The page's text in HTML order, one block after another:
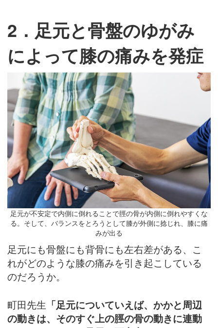
2．足元と骨盤のゆがみ
によって膝の痛みを発症
足元が不安定で内側に倒れることで脛の骨が内側に倒れやすくな
る。そして、バランスをとろうとして膝が外側に捻じれ、膝に痛
みが出る
足元にも骨盤にも背骨にも左右差がある、こ
れがどのような膝の痛みを引き起こしている
のだろうか。
町田先生 「足元についていえば、かかと周辺
の動きは、そのすぐ上の脛の骨の動きに連動